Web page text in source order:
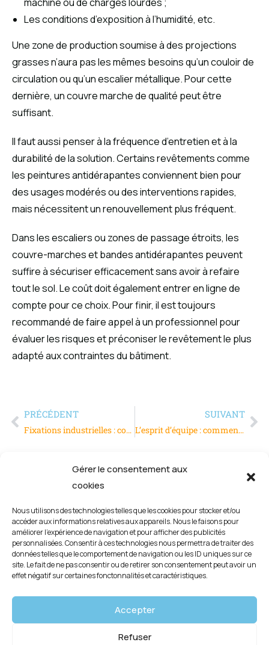
Gérer le consentement aux
cookies
Nous utilisons des technologies telles que les cookies pour stocker et/ou
accéder aux informations relatives aux appareils. Nous le faisons pour
améliorer l’expérience de navigation et pour afficher des publicités
personnalisées. Consentir à ces technologies nous permettra de traiter des
données telles que le comportement de navigation ou les ID uniques sur ce
site. Le fait de ne pas consentir ou de retirer son consentement peut avoir un
effet négatif sur certaines fonctonnalités et caractéristiques.
Accepter
Refuser
Les conditions d’exposition à l’humidité, etc.
Une zone de production soumise à des projections
grasses n’aura pas les mêmes besoins qu’un couloir de
circulation ou qu’un escalier métallique. Pour cette
dernière, un couvre marche de qualité peut être
suffisant.
Il faut aussi penser à la fréquence d’entretien et à la
durabilité de la solution. Certains revêtements comme
les peintures antidérapantes conviennent bien pour
des usages modérés ou des interventions rapides,
mais nécessitent un renouvellement plus fréquent.
Dans les escaliers ou zones de passage étroits, les
couvre-marches et bandes antidérapantes peuvent
suffire à sécuriser efficacement sans avoir à refaire
tout le sol. Le coût doit également entrer en ligne de
compte pour ce choix. Pour finir, il est toujours
recommandé de faire appel à un professionnel pour
évaluer les risques et préconiser le revêtement le plus
adapté aux contraintes du bâtiment.
PRÉCÉDENT
Fixations industrielles : comment garantir la sécurité des assemblages ?
SUIVANT
L’esprit d’équipe : comment le construire efficacement ?
Politique de confidentialité